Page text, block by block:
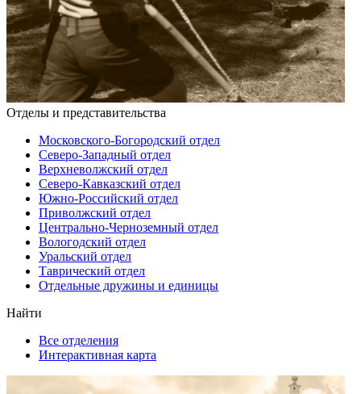
Отделы и представительства
Московского-Богородский отдел
Северо-Западный отдел
Верхневолжский отдел
Северо-Кавказский отдел
Южно-Российский отдел
Приволжский отдел
Центрально-Черноземный отдел
Вологодский отдел
Уральский отдел
Таврический отдел
Отдельные дружины и единицы
Найти
Все отделения
Интерактивная карта